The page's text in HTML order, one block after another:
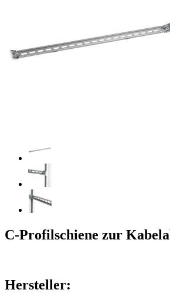
C-Profilschiene zur
Hersteller: